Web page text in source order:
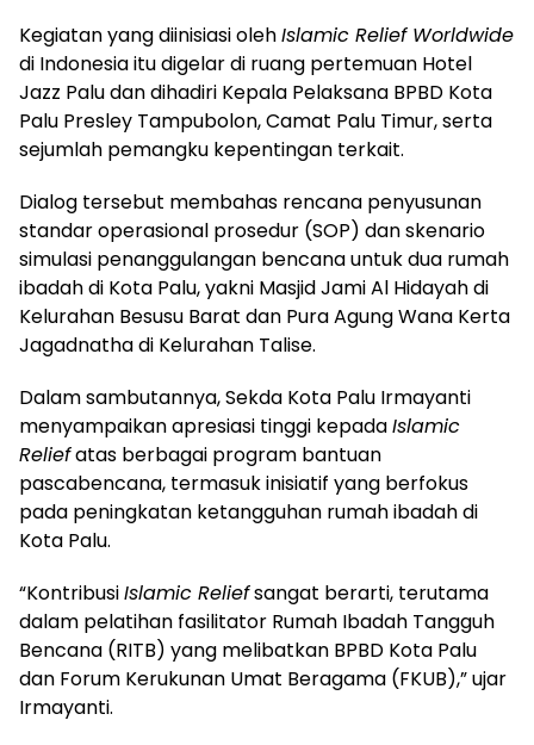
Kegiatan yang diinisiasi olehIslamic Relief Worldwide
di Indonesia itu digelar di ruang pertemuan Hotel
Jazz Palu dan dihadiri Kepala Pelaksana BPBD Kota
Palu Presley Tampubolon, Camat Palu Timur, serta
sejumlah pemangku kepentingan terkait.
Dialog tersebut membahas rencana penyusunan
standar operasional prosedur (SOP) dan skenario
simulasi penanggulangan bencana untuk dua rumah
ibadah di Kota Palu, yakni Masjid Jami Al Hidayah di
Kelurahan Besusu Barat dan Pura Agung Wana Kerta
Jagadnatha di Kelurahan Talise.
Dalam sambutannya, Sekda Kota Palu Irmayanti
menyampaikan apresiasi tinggi kepadaIslamic
Reliefatas berbagai program bantuan
pascabencana, termasuk inisiatif yang berfokus
pada peningkatan ketangguhan rumah ibadah di
Kota Palu.
“KontribusiIslamic Reliefsangat berarti, terutama
dalam pelatihan fasilitator Rumah Ibadah Tangguh
Bencana (RITB) yang melibatkan BPBD Kota Palu
dan Forum Kerukunan Umat Beragama (FKUB),” ujar
Irmayanti.